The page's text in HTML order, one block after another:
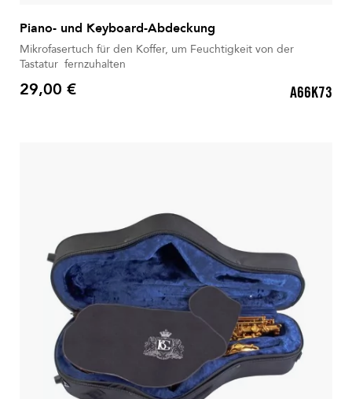
Piano- und Keyboard-Abdeckung
Mikrofasertuch für den Koffer, um Feuchtigkeit von der
Tastatur fernzuhalten
Preis
29,00 € A66K73